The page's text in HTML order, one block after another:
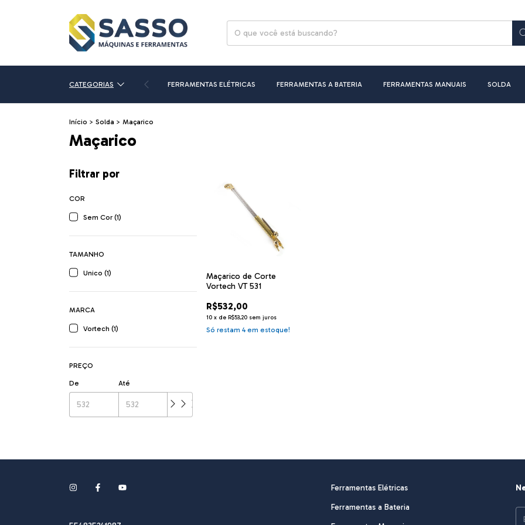
CATEGORIAS FERRAMENTAS ELÉTRICAS FERRAMENTAS A BATERIA FERRAMENTAS MANUAIS SOLDA
Início > Solda > Maçarico
Maçarico
Filtrar por
COR
Sem Cor (1)
TAMANHO
Unico (1)
MARCA
Vortech (1)
PREÇO
De Até
Maçarico de Corte
Vortech VT 531
R$532,00
10 x deR$53,20 sem juros
Só restam4em estoque!
Ferramentas Elétricas
Ferramentas a Bateria